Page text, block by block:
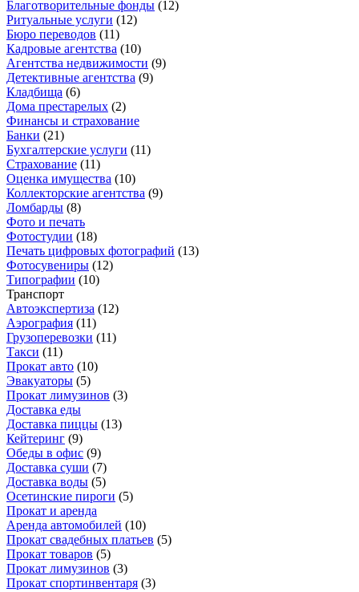
Благотворительные фонды (12)
Ритуальные услуги (12)
Бюро переводов (11)
Кадровые агентства (10)
Агентства недвижимости (9)
Детективные агентства (9)
Кладбища (6)
Дома престарелых (2)
Финансы и страхование
Банки (21)
Бухгалтерские услуги (11)
Страхование (11)
Оценка имущества (10)
Коллекторские агентства (9)
Ломбарды (8)
Фото и печать
Фотостудии (18)
Печать цифровых фотографий (13)
Фотосувениры (12)
Типографии (10)
Транспорт
Автоэкспертиза (12)
Аэрография (11)
Грузоперевозки (11)
Такси (11)
Прокат авто (10)
Эвакуаторы (5)
Прокат лимузинов (3)
Доставка еды
Доставка пиццы (13)
Кейтеринг (9)
Обеды в офис (9)
Доставка суши (7)
Доставка воды (5)
Осетинские пироги (5)
Прокат и аренда
Аренда автомобилей (10)
Прокат свадебных платьев (5)
Прокат товаров (5)
Прокат лимузинов (3)
Прокат спортинвентаря (3)